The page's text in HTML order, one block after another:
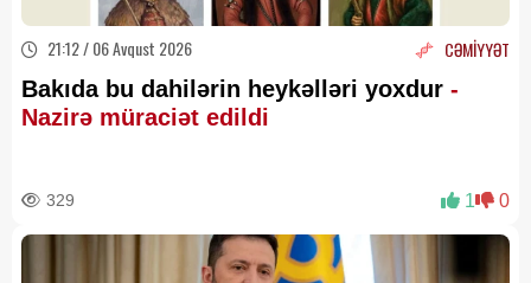
21:12 / 06 Avqust 2026 CƏMİYYƏT
Bakıda bu dahilərin heykəlləri yoxdur -
Nazirə müraciət edildi
329 1 0